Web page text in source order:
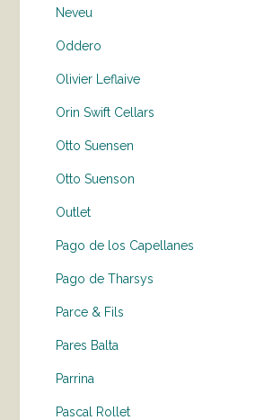
Neveu
Oddero
Olivier Leflaive
Orin Swift Cellars
Otto Suensen
Otto Suenson
Outlet
Pago de los Capellanes
Pago de Tharsys
Parce & Fils
Pares Balta
Parrina
Pascal Rollet